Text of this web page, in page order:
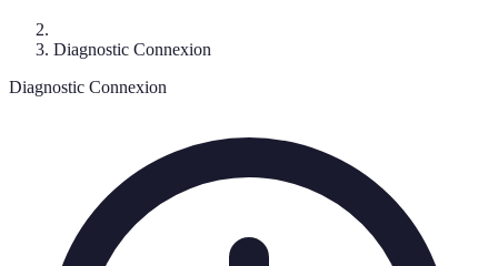
Diagnostic Connexion
Diagnostic Connexion